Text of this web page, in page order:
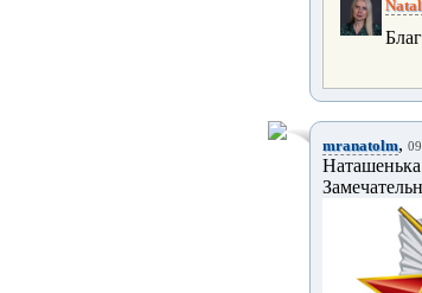
mranatolm,